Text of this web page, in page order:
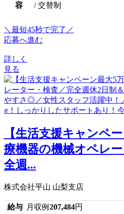
容
/ 交替制
＼最短45秒で完了／
応募へ進む
詳しく
見る
【生活支援キャンペ
療機器の機械オペレ
全週...
株式会社平山 山梨支店
給与 月収例 207,484円